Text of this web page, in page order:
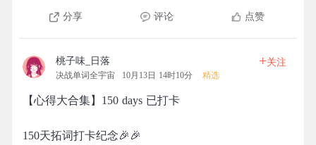
分享 评论 点赞
桃子味_日落
决战单词全宇宙 10月13日 14时10分 精选
+关注
【心得大合集】150 days 已打卡
150天拓词打卡纪念🎉🎉